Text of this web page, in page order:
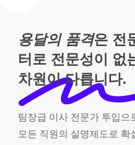
용달의 품격은 전
터로 전문성이 없
차원이 다릅니다.
팀장급 이사 전문가 투입으
모든 직원의 실명제도로 확